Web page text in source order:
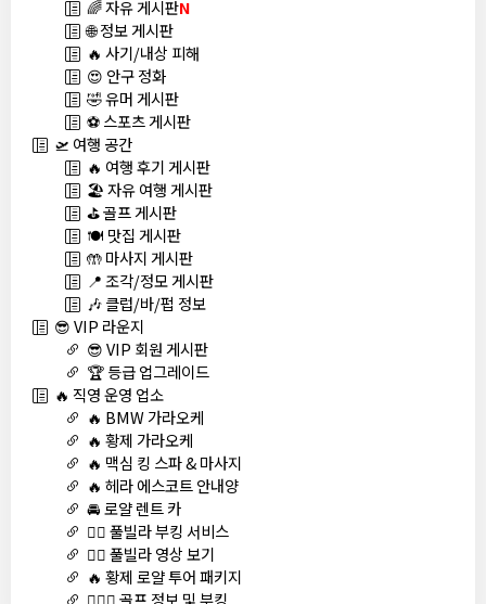
🌈 자유 게시판N
🌐 정보 게시판
🔥 사기/내상 피해
😍 안구 정화
🤣 유머 게시판
⚽ 스포츠 게시판
🛫 여행 공간
🔥 여행 후기 게시판
🏖️ 자유 여행 게시판
⛳ 골프 게시판
🍽️ 맛집 게시판
🤲 마사지 게시판
📍 조각/정모 게시판
🎶 클럽/바/펍 정보
😎 VIP 라운지
😎 VIP 회원 게시판
🏆 등급 업그레이드
🔥 직영 운영 업소
🔥 BMW 가라오케
🔥 황제 가라오케
🔥 맥심 킹 스파 & 마사지
🔥 헤라 에스코트 안내양
🚘 로얄 렌트 카
🏊‍♀️ 풀빌라 부킹 서비스
🏊‍♀️ 풀빌라 영상 보기
🔥 황제 로얄 투어 패키지